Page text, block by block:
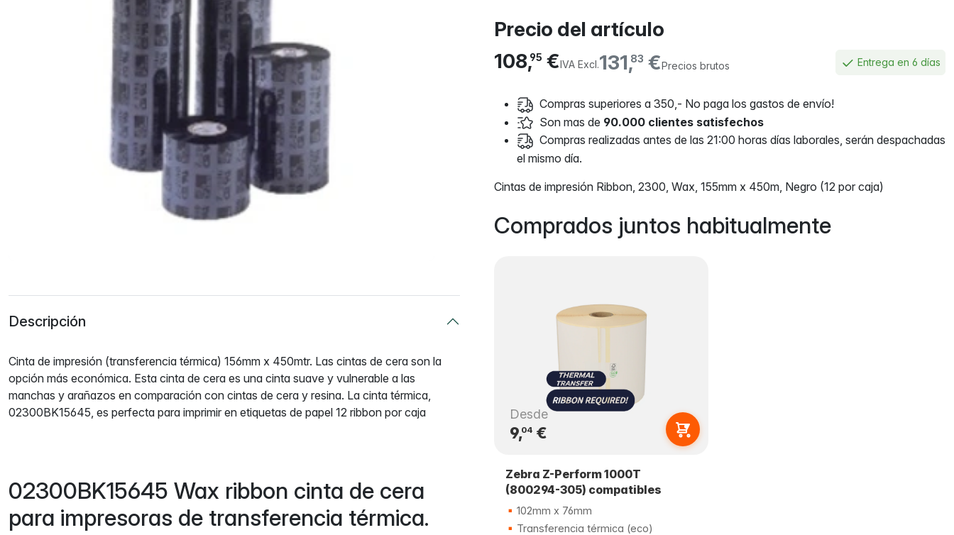
Precio del artículo
131,83 €Precios brutos
108,95 €IVA Excl. Entrega en 6 días
Compras superiores a 350,- No paga los gastos de envío!
Son mas de 90.000 clientes satisfechos
Compras realizadas antes de las 21:00 horas días laborales, serán despachadas
el mismo día.
Cintas de impresión Ribbon, 2300, Wax, 155mm x 450m, Negro (12 por caja)
Comprados juntos habitualmente
Desde
9,04€
Zebra Z-Perform 1000T
(800294-305) compatibles
102mm x 76mm
Transferencia térmica (eco)
Descripción
Cinta de impresión (transferencia térmica) 156mm x 450mtr. Las cintas de cera son la
opción más económica. Esta cinta de cera es una cinta suave y vulnerable a las
manchas y arañazos en comparación con cintas de cera y resina. La cinta térmica,
02300BK15645, es perfecta para imprimir en etiquetas de papel 12 ribbon por caja
02300BK15645 Wax ribbon cinta de cera
para impresoras de transferencia térmica.